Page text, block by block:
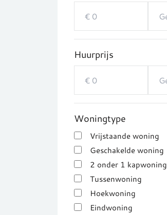
Huurprijs
Woningtype
Vrijstaande woning
Geschakelde woning
2 onder 1 kapwoning
Tussenwoning
Hoekwoning
Eindwoning